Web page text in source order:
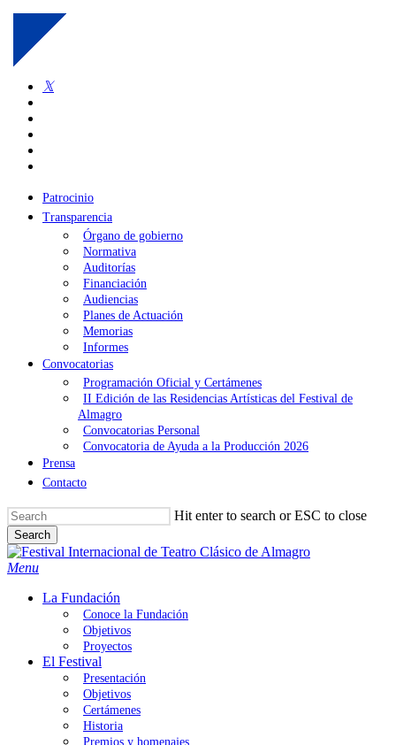
Skip
main
content
twitter
Patrocinio
Transparencia
Órgano de gobierno
Normativa
Auditorías
Financiación
Audiencias
Planes de Actuación
Memorias
Informes
Convocatorias
Programación Oficial y Certámenes
II Edición de las Residencias Artísticas del Festival de
Almagro
Convocatorias Personal
Convocatoria de Ayuda a la Producción 2026
Prensa
Contacto
Hit enter to search or ESC to close
Search
Close
Search
search
Menu
La Fundación
Conoce la Fundación
Objetivos
Proyectos
El Festival
Presentación
Objetivos
Certámenes
Historia
Premios y homenajes